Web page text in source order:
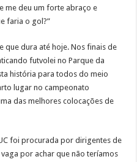
me deu um forte abraço e
faria o gol?”
que dura até hoje. Nos finais de
futvolei no Parque da
história para todos do meio
lugar no campeonato
das melhores colocações de
foi procurada por dirigentes de
por achar que não teríamos